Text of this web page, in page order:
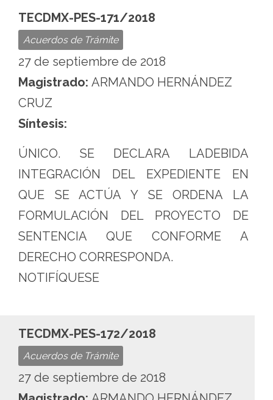
TECDMX-PES-171/2018
Acuerdos de Trámite
27 de septiembre de 2018
Magistrado: ARMANDO HERNÁNDEZ
CRUZ
Síntesis:
ÚNICO. SE DECLARA LADEBIDA
INTEGRACIÓN DEL EXPEDIENTE EN
QUE SE ACTÚA Y SE ORDENA LA
FORMULACIÓN DEL PROYECTO DE
SENTENCIA QUE CONFORME A
DERECHO CORRESPONDA.
NOTIFÍQUESE
TECDMX-PES-172/2018
Acuerdos de Trámite
27 de septiembre de 2018